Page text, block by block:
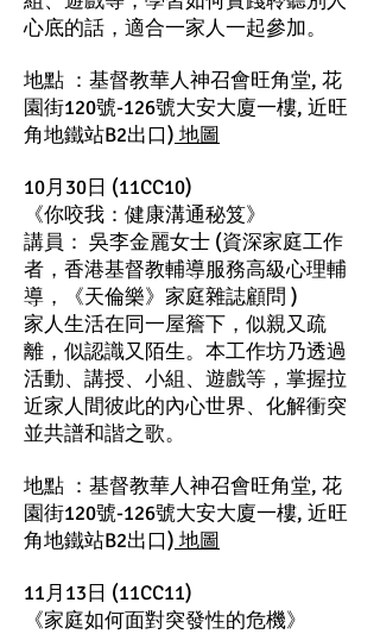
心底的話，適合一家人一起參加。
地點 ：基督教華人神召會旺角堂, 花
園街120號-126號大安大廈一樓, 近旺
角地鐵站B2出口) 地圖
10月30日 (11CC10)
《你咬我：健康溝通秘笈》
講員： 吳李金麗女士 (資深家庭工作
者，香港基督教輔導服務高級心理輔
導，《天倫樂》家庭雜誌顧問 )
家人生活在同一屋簷下，似親又疏
離，似認識又陌生。本工作坊乃透過
活動、講授、小組、遊戲等，掌握拉
近家人間彼此的內心世界、化解衝突
並共譜和諧之歌。
地點 ：基督教華人神召會旺角堂, 花
園街120號-126號大安大廈一樓, 近旺
角地鐵站B2出口) 地圖
11月13日 (11CC11)
《家庭如何面對突發性的危機》